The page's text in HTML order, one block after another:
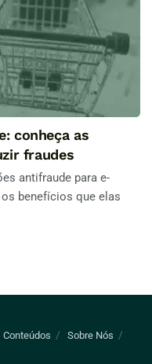
conheça as
fraudes
antifraude para e-
benefícios que elas
Conteúdos
Sobre Nós